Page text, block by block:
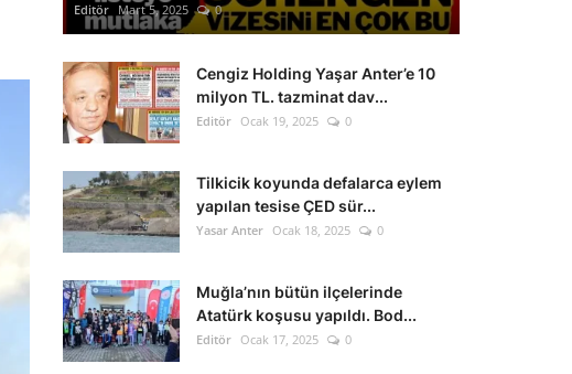
Editör Mart 5, 2025 0
Cengiz Holding Yaşar Anter’e 10
milyon TL. tazminat dav...
Editör Ocak 19, 2025 0
Tilkicik koyunda defalarca eylem
yapılan tesise ÇED sür...
Yasar Anter Ocak 18, 2025 0
Muğla’nın bütün ilçelerinde
Atatürk koşusu yapıldı. Bod...
Editör Ocak 17, 2025 0